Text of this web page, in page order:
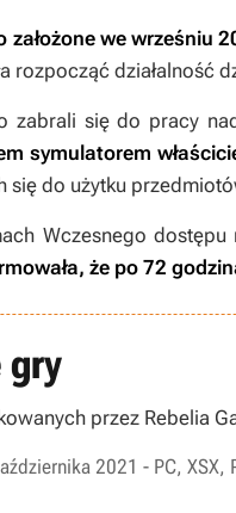
założone we wrześniu
rozpocząć działalność
zabrali się do pracy
symulatorem
się do użytku
Wczesnego
że po 72
gry
przez Rebelia
2021 - PC, XSX,